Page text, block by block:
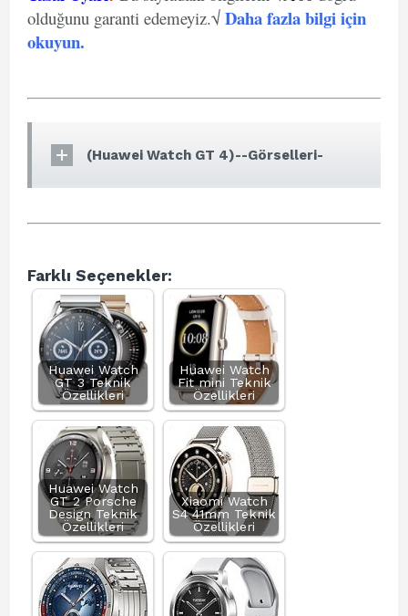
olduğunu garanti edemeyiz.√ Daha fazla bilgi için
okuyun.
(Huawei Watch GT 4)--Görselleri-
Farklı Seçenekler:
Huawei Watch
GT 3 Teknik
Özellikleri
Huawei Watch
Fit mini Teknik
Özellikleri
Huawei Watch
GT 2 Porsche
Design Teknik
Özellikleri
Xiaomi Watch
S4 41mm Teknik
Özellikleri